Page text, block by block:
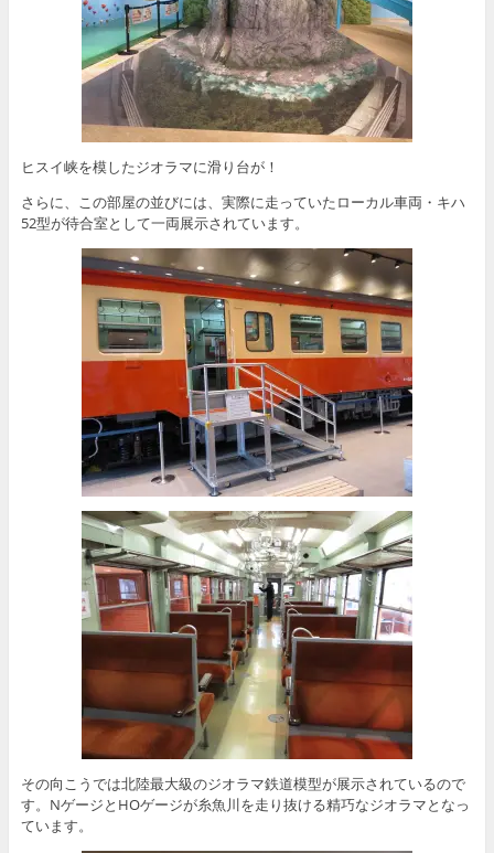
ヒスイ峡を模したジオラマに滑り台が！
さらに、この部屋の並びには、実際に走っていたローカル車両・キハ
52型が待合室として一両展示されています。
その向こうでは北陸最大級のジオラマ鉄道模型が展示されているので
す。NゲージとHOゲージが糸魚川を走り抜ける精巧なジオラマとなっ
ています。